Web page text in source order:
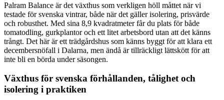
Palram Balance är det växthus som verkligen höll måttet när vi
testade för svenska vintrar, både när det gäller isolering, prisvärde
och robusthet. Med sina 8,9 kvadratmeter får du plats för både
tomatodling, gurkplantor och ett litet arbetsbord utan att det känns
trångt. Det här är ett trädgårdshus som känns byggt för att klara ett
decembersnöfall i Dalarna, men ändå är tillräckligt lättskött för att
inte bli en börda under säsongen.
Växthus för svenska förhållanden, tålighet och
isolering i praktiken